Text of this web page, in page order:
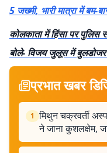
5 जख्मी, भारी मात्रा में बम-
कोलकाता में हिंसा पर
बोले- विजय जुलूस में बुलडोजर
प्रभात खबर
1 मिथुन चक्रवर्ती
ने जाना कुशलक्षेम,